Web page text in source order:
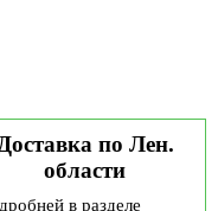
Доставка по Лен.
области
в разделе